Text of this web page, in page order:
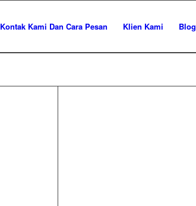
Kontak Kami Dan Cara Pesan Klien Kami Blog